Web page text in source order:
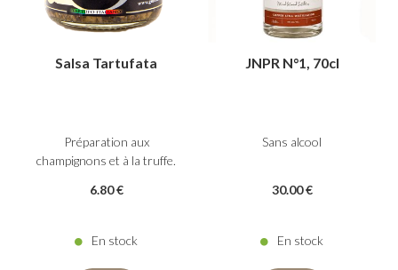
Salsa Tartufata
Préparation aux
champignons et à la truffe.
6.80 €
En stock
JNPR N°1, 70cl
Sans alcool
30.00 €
En stock